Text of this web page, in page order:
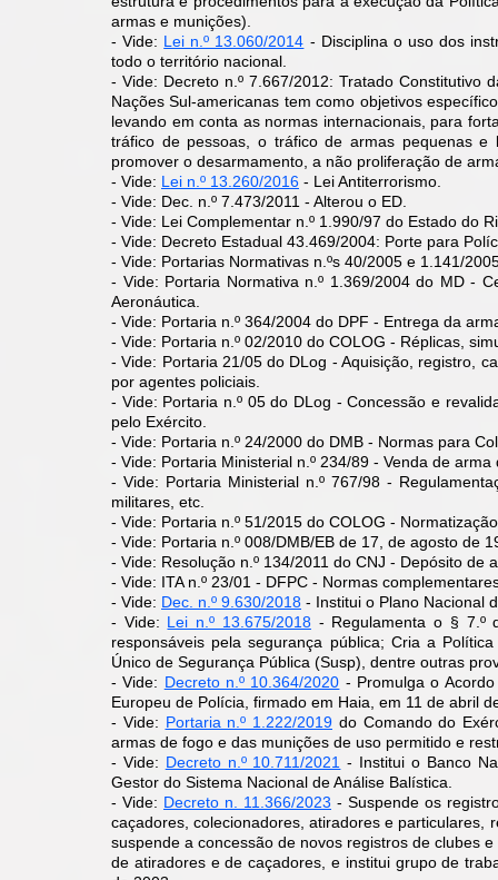
armas e munições).
- Vide: Lei n.º 13.060/2014 - Disciplina o uso dos
todo o território nacional.
- Vide: Decreto n.º 7.667/2012: Tratado Constitutivo
Nações Sul-americanas tem como objetivos
levando em conta as normas internacionais, para
tráfico de pessoas, o tráfico de armas pequenas
promover o desarmamento, a não proliferação de
- Vide: Lei n.º 13.260/2016 - Lei Antiterrorismo.
- Vide: Dec. n.º 7.473/2011 - Alterou o ED.
- Vide: Lei Complementar n.º 1.990/97 do Estado do
- Vide: Decreto Estadual 43.469/2004: Porte para
- Vide: Portarias Normativas n.ºs 40/2005 e 1.141/
- Vide: Portaria Normativa n.º 1.369/2004 do MD -
Aeronáutica.
- Vide: Portaria n.º 364/2004 do DPF - Entrega da
- Vide: Portaria n.º 02/2010 do COLOG - Réplicas,
- Vide: Portaria 21/05 do DLog - Aquisição, registro,
por agentes policiais.
- Vide: Portaria n.º 05 do DLog - Concessão e
pelo Exército.
- Vide: Portaria n.º 24/2000 do DMB - Normas para
- Vide: Portaria Ministerial n.º 234/89 - Venda de
- Vide: Portaria Ministerial n.º 767/98 -
militares, etc.
- Vide: Portaria n.º 51/2015 do COLOG -
- Vide: Portaria n.º 008/DMB/EB de 17, de agosto de
- Vide: Resolução n.º 134/2011 do CNJ - Depósito de
- Vide: ITA n.º 23/01 - DFPC - Normas
- Vide: Dec. n.º 9.630/2018 - Institui o Plano Nacional
- Vide: Lei n.º 13.675/2018- Regulamenta o § 7.º
responsáveis pela segurança pública; Cria a
Único de Segurança Pública (Susp), dentre outras
- Vide: Decreto n.º 10.364/2020 - Promulga o
Europeu de Polícia, firmado em Haia, em 11 de abril
- Vide: Portaria n.º 1.222/2019 do Comando do
armas de fogo e das munições de uso permitido e
​- Vide: Decreto n.º 10.711/2021 - Institui o Banco
Gestor do Sistema Nacional de Análise Balística.
- Vide: Decreto n. 11.366/2023 - Suspende os
caçadores, colecionadores, atiradores e particulares,
suspende a concessão de novos registros de clubes
de atiradores e de caçadores, e institui grupo de